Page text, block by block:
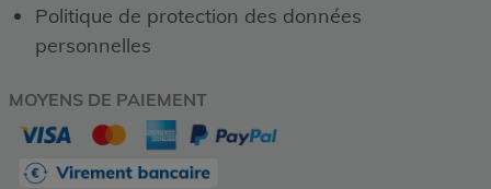
Politique de protection des données
personnelles
MOYENS DE PAIEMENT